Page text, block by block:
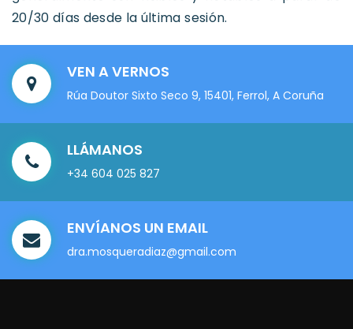
20/30 días desde la última sesión.
VEN A VERNOS
Rúa Doutor Sixto Seco 9, 15401, Ferrol, A Coruña
LLÁMANOS
+34 604 025 827
ENVÍANOS UN EMAIL
dra.mosqueradiaz@gmail.com